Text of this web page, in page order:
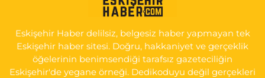
İSTİKLAL MAH. ŞAİR FUZULİ CAD. NO:35 A HAVA HASTANESİ
KARŞI KÖŞESİ ŞAİR FUZULİ AİLE SAĞLIĞI MERKEZİ KARŞISI
0 (222) 230 11 31 Yol Tarifi Al
Eskişehir Haber delilsiz, belgesiz haber yapmayan tek
Eskişehir haber sitesi. Doğru, hakkaniyet ve gerçeklik
öğelerinin benimsendiği tarafsız gazeteciliğin
Eskişehir'de yegane örneği. Dedikoduyu değil gerçekleri